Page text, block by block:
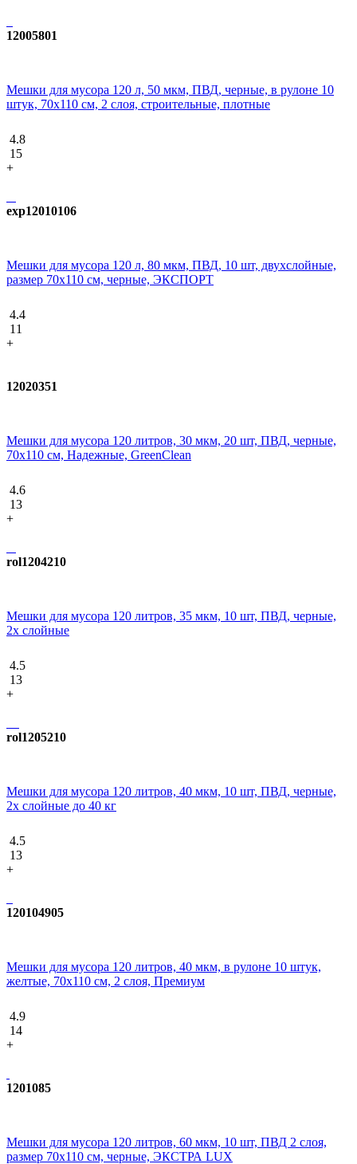
12005801
Мешки для мусора 120 л, 50 мкм, ПВД, черные, в рулоне 10
штук, 70x110 см, 2 слоя, строительные, плотные
4.8
15
+
exp12010106
Мешки для мусора 120 л, 80 мкм, ПВД, 10 шт, двухслойные,
размер 70х110 см, черные, ЭКСПОРТ
4.4
11
+
12020351
Мешки для мусора 120 литров, 30 мкм, 20 шт, ПВД, черные,
70x110 см, Надежные, GreenClean
4.6
13
+
rol1204210
Мешки для мусора 120 литров, 35 мкм, 10 шт, ПВД, черные,
2х слойные
4.5
13
+
rol1205210
Мешки для мусора 120 литров, 40 мкм, 10 шт, ПВД, черные,
2х слойные до 40 кг
4.5
13
+
120104905
Мешки для мусора 120 литров, 40 мкм, в рулоне 10 штук,
желтые, 70x110 см, 2 слоя, Премиум
4.9
14
+
1201085
Мешки для мусора 120 литров, 60 мкм, 10 шт, ПВД 2 слоя,
размер 70х110 см, черные, ЭКСТРА LUX